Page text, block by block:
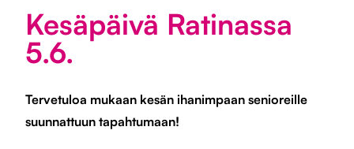
Kesäpäivä Ratinassa
5.6.
Tervetuloa mukaan kesän ihanimpaan senioreille
suunnattuun tapahtumaan!